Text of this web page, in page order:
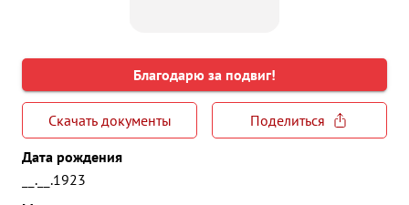
Благодарю за подвиг!
Скачать документы
Поделиться
Дата рождения
__.__.1923